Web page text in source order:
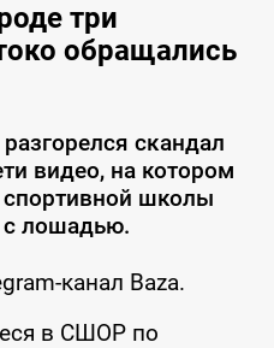
три
обращались
скандал
видео, на котором
школы
лошадью.
канал Baza.
в СШОР по